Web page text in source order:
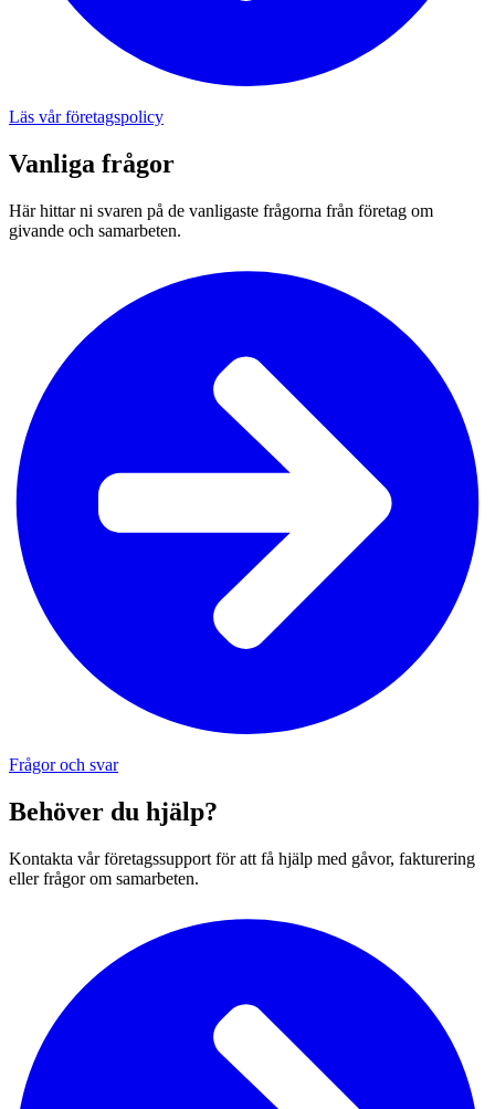
Läs vår företagspolicy
Vanliga frågor
Här hittar ni svaren på de vanligaste frågorna från företag om
givande och samarbeten.
Frågor och svar
Behöver du hjälp?
Kontakta vår företagssupport för att få hjälp med gåvor, fakturering
eller frågor om samarbeten.